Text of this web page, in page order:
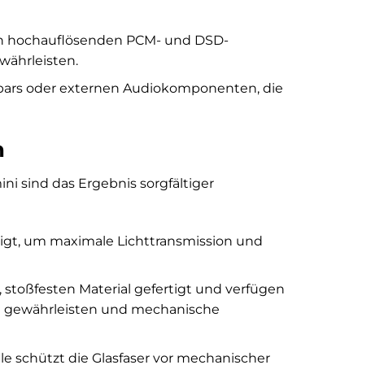
PCM- und DSD-
oder externen Audiokomponenten, die
sind das Ergebnis sorgfältiger
um maximale Lichttransmission und
Material gefertigt und verfügen
und mechanische
schützt die Glasfaser vor mechanischer